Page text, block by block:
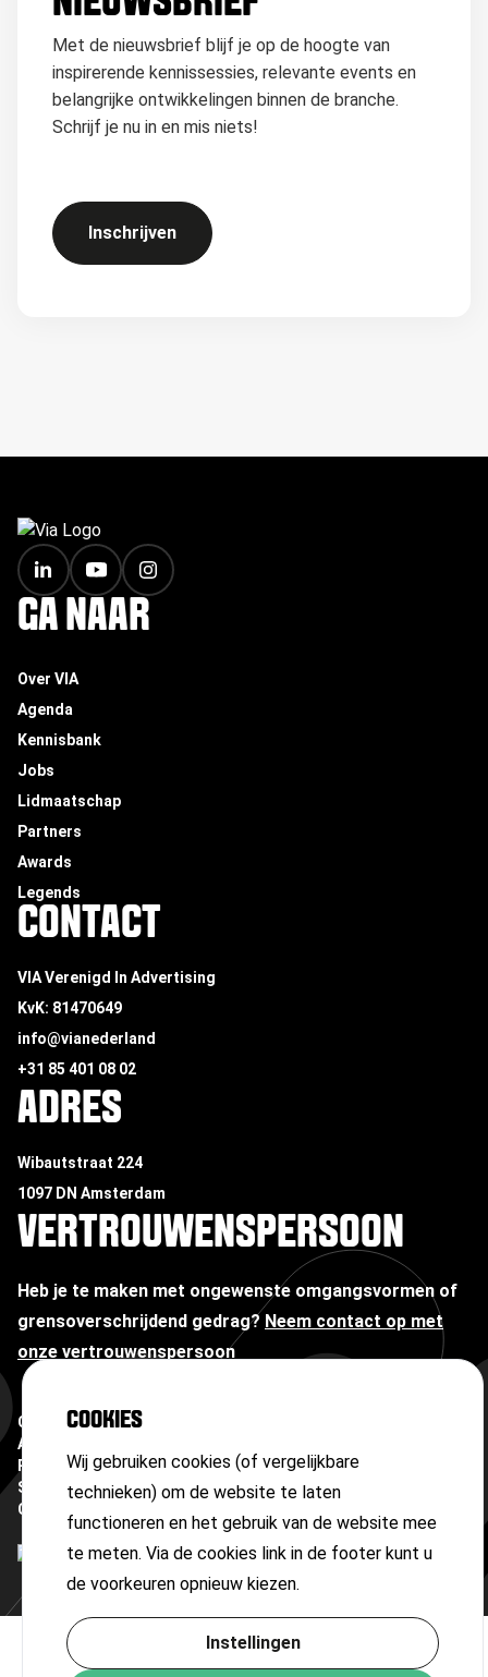
COOKIES
Wij gebruiken cookies (of vergelijkbare
technieken) om de website te laten
functioneren en het gebruik van de website mee
te meten. Via de cookies link in de footer kunt u
de voorkeuren opnieuw kiezen.
Instellingen
Met de nieuwsbrief blijf je op de hoogte van
inspirerende kennissessies, relevante events en
belangrijke ontwikkelingen binnen de branche.
Schrijf je nu in en mis niets!
Inschrijven
FOOTER
GA NAAR
Over VIA
Agenda
Kennisbank
Jobs
Lidmaatschap
Partners
Awards
Legends
CONTACT
VIA Verenigd In Advertising
KvK: 81470649
info@vianederland
+31 85 401 08 02
ADRES
Wibautstraat 224
1097 DN Amsterdam
VERTROUWENSPERSOON
Heb je te maken met ongewenste omgangsvormen of
grensoverschrijdend gedrag? Neem contact op met
onze vertrouwenspersoon
Copyright ©2026
Algemene voorwaarden
Privacyverklaring
Sitemap
Cookies